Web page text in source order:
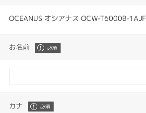
OCEANUS オシアナス OCW-T6000B-1AJF
お名前
カナ